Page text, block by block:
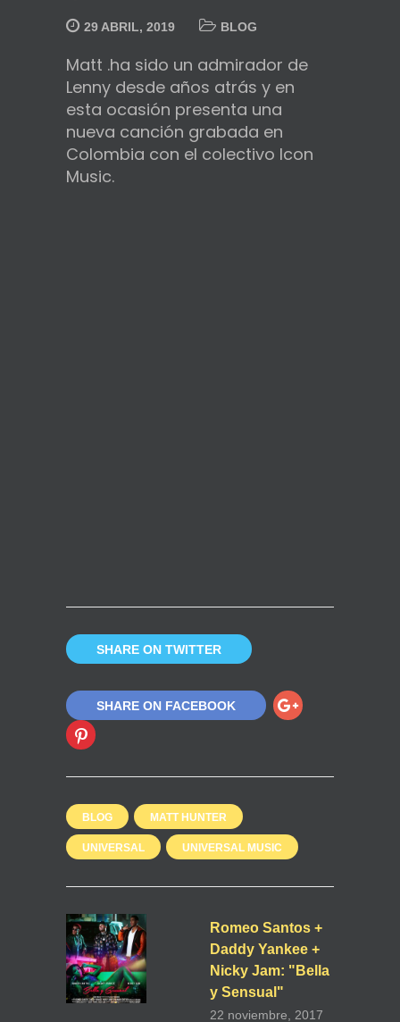
29 ABRIL, 2019 BLOG
Matt .ha sido un admirador de
Lenny desde años atrás y en
esta ocasión presenta una
nueva canción grabada en
Colombia con el colectivo Icon
Music.
SHARE ON TWITTER
SHARE ON FACEBOOK
BLOG MATT HUNTER
UNIVERSAL UNIVERSAL MUSIC
Romeo Santos +
Daddy Yankee +
Nicky Jam: "Bella
y Sensual"
22 noviembre, 2017